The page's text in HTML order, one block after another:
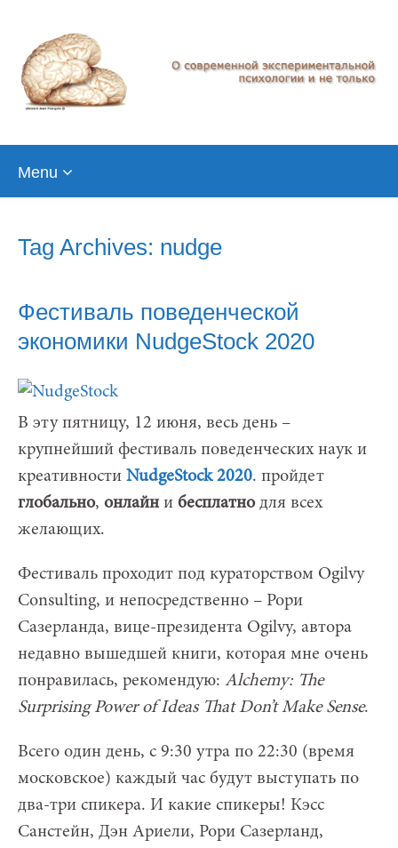
Menu
Tag Archives: nudge
Фестиваль поведенческой
экономики NudgeStock 2020
В эту пятницу, 12 июня, весь день –
крупнейший фестиваль поведенческих наук и
креативности NudgeStock 2020. пройдет
глобально, онлайни бесплатнодля всех
желающих.
Фестиваль проходит под кураторством Ogilvy
Consulting, и непосредственно – Рори
Сазерланда, вице-президента Ogilvy, автора
недавно вышедшей книги, которая мне очень
понравилась, рекомендую: Alchemy: The
Surprising Power of Ideas That Don’t Make Sense.
Всего один день, с 9:30 утра по 22:30 (время
московское) каждый час будут выступать по
два-три спикера. И какие спикеры! Кэсс
Санстейн, Дэн Ариели, Рори Сазерланд,